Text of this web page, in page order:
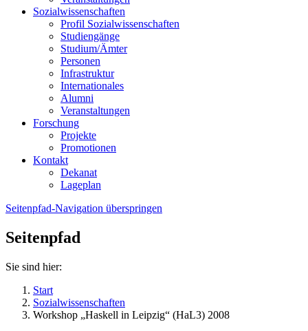
Sozialwissenschaften
Profil Sozialwissenschaften
Studiengänge
Studium/Ämter
Personen
Infrastruktur
Internationales
Alumni
Veranstaltungen
Forschung
Projekte
Promotionen
Kontakt
Dekanat
Lageplan
Seitenpfad-Navigation überspringen
Seitenpfad
Sie sind hier:
Start
Sozialwissenschaften
Workshop „Haskell in Leipzig“ (HaL3) 2008